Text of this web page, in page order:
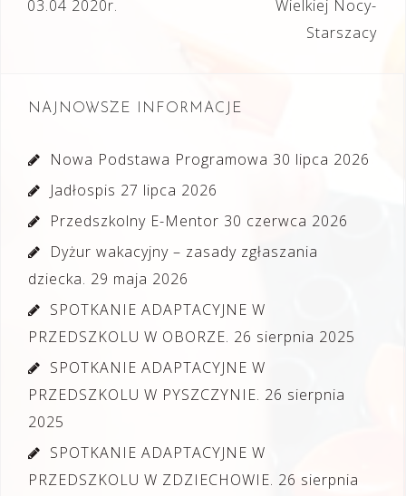
wpisu
03.04 2020r.
Wielkiej Nocy-
Starszacy
NAJNOWSZE INFORMACJE
Nowa Podstawa Programowa 30 lipca 2026
Jadłospis 27 lipca 2026
Przedszkolny E-Mentor 30 czerwca 2026
Dyżur wakacyjny – zasady zgłaszania
dziecka. 29 maja 2026
SPOTKANIE ADAPTACYJNE W
PRZEDSZKOLU W OBORZE. 26 sierpnia 2025
SPOTKANIE ADAPTACYJNE W
PRZEDSZKOLU W PYSZCZYNIE. 26 sierpnia
2025
SPOTKANIE ADAPTACYJNE W
PRZEDSZKOLU W ZDZIECHOWIE. 26 sierpnia